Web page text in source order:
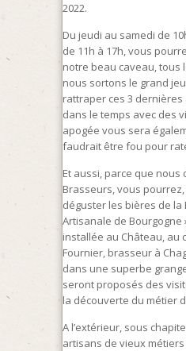
2022.
Du jeudi au samedi de
de 11h à 17h, vous
notre beau caveau, tous
nous sortons le grand
rattraper ces 3 dernières
dans le temps avec des
apogée vous sera
faudrait être fou pour
Et aussi, parce que
Brasseurs, vous
déguster les bières de la
Artisanale de Bourgogne
installée au Château, au
Fournier, brasseur à
dans une superbe
seront proposés des
la découverte du métier
A l’extérieur, sous
artisans de vieux